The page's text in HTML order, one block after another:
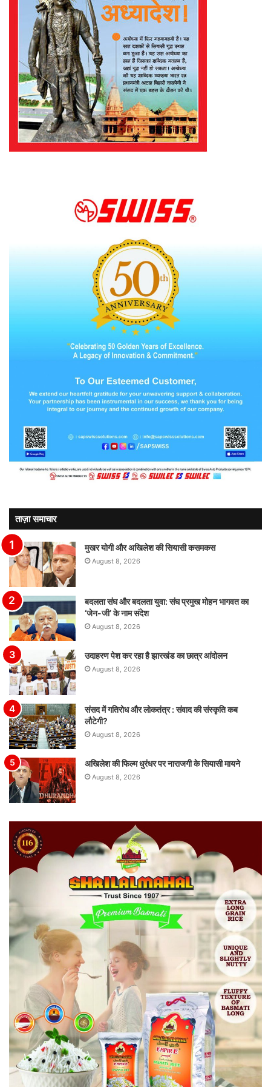
ताज़ा समाचार
मुखर योगी और अखिलेश की सियासी कसमकस
August 8, 2026
बदलता संघ और बदलता युवा: संघ प्रमुख मोहन भागवत का
‘जेन-जी’ के नाम संदेश
August 8, 2026
उदाहरण पेश कर रहा है झारखंड का छात्र आंदोलन
August 8, 2026
संसद में गतिरोध और लोकतंत्र : संवाद की संस्कृति कब
लौटेगी?
August 8, 2026
अखिलेश की फिल्म धुरंधर पर नाराजगी के सियासी मायने
August 8, 2026